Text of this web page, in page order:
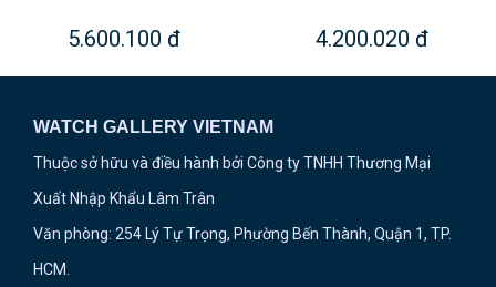
5.600.100 đ 4.200.020 đ
WATCH GALLERY VIETNAM
Thuộc sở hữu và điều hành bởi Công ty TNHH Thương Mại
Xuất Nhập Khẩu Lâm Trân
Văn phòng: 254 Lý Tự Trọng, Phường Bến Thành, Quận 1, TP.
HCM.